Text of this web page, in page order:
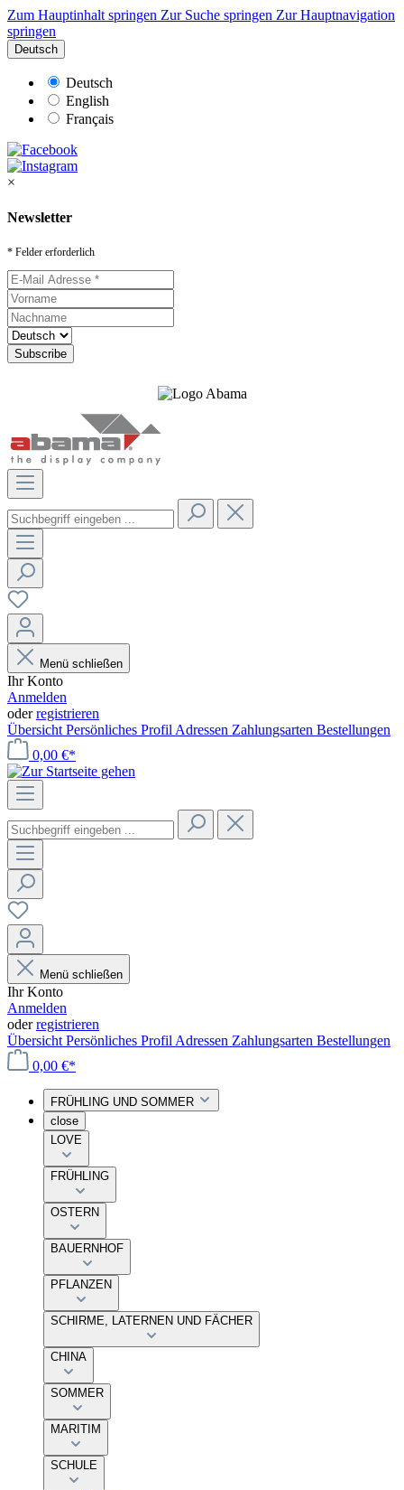
Zum Hauptinhalt springen Zur Suche springen Zur Hauptnavigation
springen
Deutsch
Deutsch
English
Français
×
Newsletter
* Felder erforderlich
Menü schließen
Ihr Konto
Anmelden
oderregistrieren
Übersicht Persönliches Profil Adressen Zahlungsarten Bestellungen
0,00 €*
Menü schließen
Ihr Konto
Anmelden
oderregistrieren
Übersicht Persönliches Profil Adressen Zahlungsarten Bestellungen
0,00 €*
FRÜHLING UND SOMMER
close
LOVE
FRÜHLING
OSTERN
BAUERNHOF
PFLANZEN
SCHIRME, LATERNEN UND FÄCHER
CHINA
SOMMER
MARITIM
SCHULE